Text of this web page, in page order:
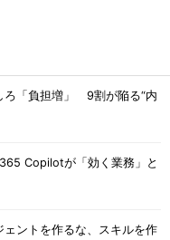
ろ「負担増」 9割が陥る“内
Copilotが「効く業務」と
ントを作るな、スキルを作